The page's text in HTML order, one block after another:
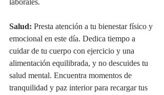
Salud: Presta atención a tu bienestar físico y
emocional en este día. Dedica tiempo a
cuidar de tu cuerpo con ejercicio y una
alimentación equilibrada, y no descuides tu
salud mental. Encuentra momentos de
tranquilidad y paz interior para recargar tus